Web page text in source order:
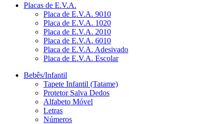
Placas de E.V.A.
Placa de E.V.A. 9010
Placa de E.V.A. 1020
Placa de E.V.A. 2010
Placa de E.V.A. 6010
Placa de E.V.A. Adesivado
Placa de E.V.A. Escolar
Bebês/Infantil
Tapete Infantil (Tatame)
Protetor Salva Dedos
Alfabeto Móvel
Letras
Números